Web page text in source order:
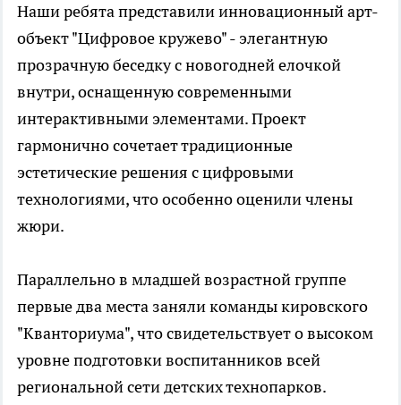
Наши ребята представили инновационный арт-
объект "Цифровое кружево" - элегантную
прозрачную беседку с новогодней елочкой
внутри, оснащенную современными
интерактивными элементами. Проект
гармонично сочетает традиционные
эстетические решения с цифровыми
технологиями, что особенно оценили члены
жюри.
Параллельно в младшей возрастной группе
первые два места заняли команды кировского
"Кванториума", что свидетельствует о высоком
уровне подготовки воспитанников всей
региональной сети детских технопарков.